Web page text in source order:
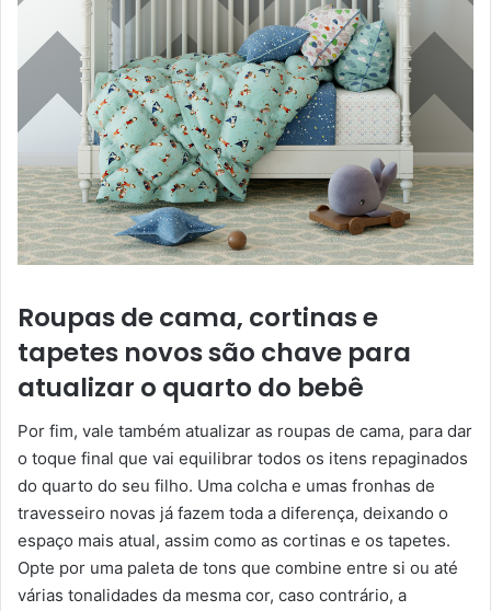
Roupas de cama, cortinas e
tapetes novos são chave para
atualizar o quarto do bebê
Por fim, vale também atualizar as roupas de cama, para dar
o toque final que vai equilibrar todos os itens repaginados
do quarto do seu filho. Uma colcha e umas fronhas de
travesseiro novas já fazem toda a diferença, deixando o
espaço mais atual, assim como as cortinas e os tapetes.
Opte por uma paleta de tons que combine entre si ou até
várias tonalidades da mesma cor, caso contrário, a